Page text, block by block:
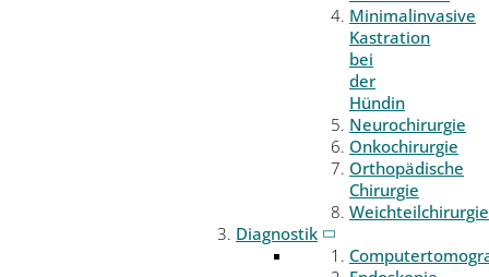
Minimalinvasive
Kastration
bei
der
Hündin
Neurochirurgie
Onkochirurgie
Orthopädische
Chirurgie
Weichteilchirurgie
Diagnostik